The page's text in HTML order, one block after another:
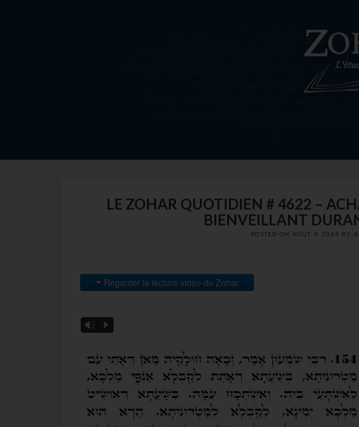
LE ZOHAR QUOTIDIEN # 4622 –
BIENVEILLANT
POSTED ON AOÛT 4, 2024 BY
Regarder la lecture vidéo du Zohar
Vm P